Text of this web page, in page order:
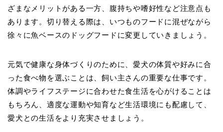
ざまなメリットがある一方、腹持ちや嗜好性など注意点も
あります。切り替える際は、いつものフードに混ぜながら
徐々に魚ベースのドッグフードに変更していきましょう。
元気で健康な身体づくりのために、愛犬の体質や好みに合
った食べ物を選ぶことは、飼い主さんの重要な仕事です。
体調やライフステージに合わせた食生活を心がけることは
もちろん、適度な運動や知育など生活環境にも配慮して、
愛犬との生活をより充実させましょう。